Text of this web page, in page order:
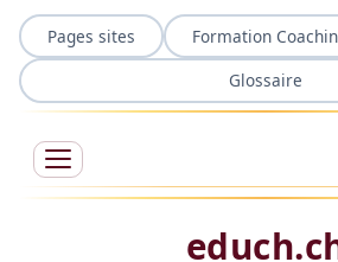
Pages sites Formation
Glossaire